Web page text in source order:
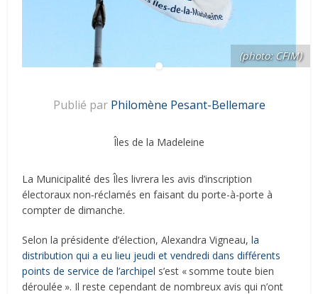
(photo: CFIM)
Publié par Philomène Pesant-Bellemare
Îles de la Madeleine
La Municipalité des Îles livrera les avis d’inscription
électoraux non‑réclamés en faisant du porte-à-porte à
compter de dimanche.
Selon la présidente d’élection, Alexandra Vigneau,la
distribution qui a eu lieu jeudi et vendredi dans différents
points de service de l’archipel s’est « somme toute bien
déroulée ». Il reste cependant de nombreux avis qui n’ont